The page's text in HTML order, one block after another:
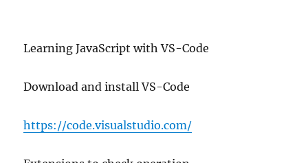
Learning JavaScript with VS-Code
Download and install VS-Code
https://code.visualstudio.com/